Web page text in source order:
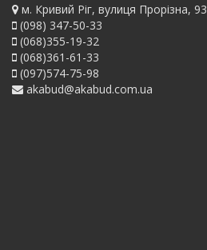
м. Кривий Ріг, вулиця Прорізна, 93
(098) 347-50-33
(068)355-19-32
(068)361-61-33
(097)574-75-98
akabud@akabud.com.ua